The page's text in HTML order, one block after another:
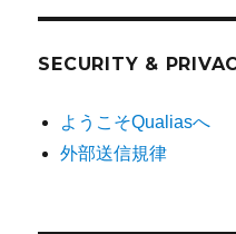
SECURITY &
ようこそQualiasへ
外部送信規律